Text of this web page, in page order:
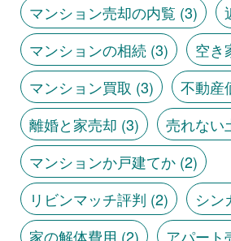
マンション売却の内覧 (3)
マンションの相続(3) 空き
マンション買取 (3) 不動産
離婚と家売却 (3) 売れない
マンションか戸建てか(2)
リビンマッチ評判 (2) シン
家の解体費用 (2) アパート